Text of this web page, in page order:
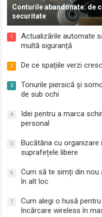
Conturile abandonate: de
securitate
1
Actualizările automate
multă siguranță
2 De ce spațiile verzi
3
Tonurile piersică și
de sub ochi
4
Idei pentru a marca
personal
5
Bucătăria cu
suprafețele libere
6
Cum să te simți din
în alt loc
7
Cum alegi o husă
încărcare wireless în